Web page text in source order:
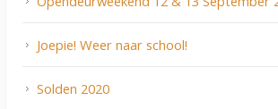
Joepie! Weer naar school!
Solden 2020